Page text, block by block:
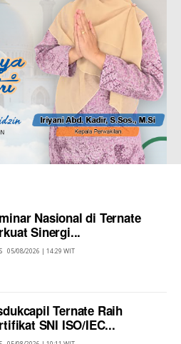
Nasional di Ternate
Sinergi...
05/08/2026 | 14:29 WIT
Ternate Raih
SNI ISO/IEC...